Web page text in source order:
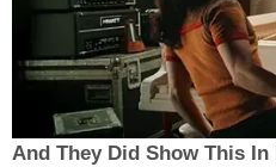
And They Did Show This In